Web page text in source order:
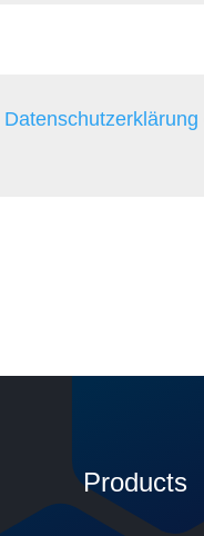
Datenschutzerklärung
Products